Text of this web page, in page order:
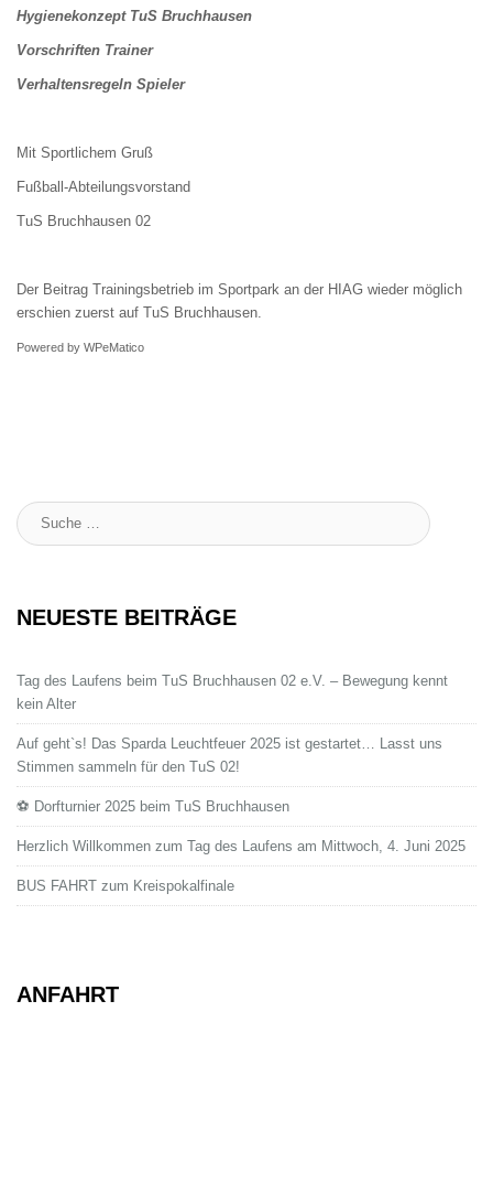
Hygienekonzept TuS Bruchhausen
Vorschriften Trainer
Verhaltensregeln Spieler
Mit Sportlichem Gruß
Fußball-Abteilungsvorstand
TuS Bruchhausen 02
Der Beitrag Trainingsbetrieb im Sportpark an der HIAG wieder möglich
erschien zuerst auf TuS Bruchhausen
Powered by WPeMatico
Suche
:
NEUESTE BEITRÄGE
Tag des Laufens beim TuS Bruchhausen 02 e.V. – Bewegung kennt
kein Alter
Auf geht`s! Das Sparda Leuchtfeuer 2025 ist gestartet… Lasst uns
Stimmen sammeln für den TuS 02!
⚽ Dorfturnier 2025 beim TuS Bruchhausen
Herzlich Willkommen zum Tag des Laufens am Mittwoch, 4. Juni 2025
BUS FAHRT zum Kreispokalfinale
ANFAHRT